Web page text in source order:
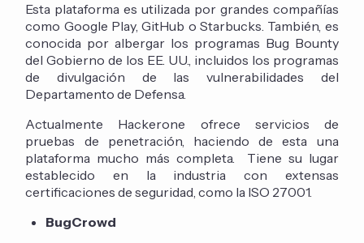
Esta plataforma es utilizada por grandes compañías
como Google Play, GitHub o Starbucks. También, es
conocida por albergar los programas Bug Bounty
del Gobierno de los EE. UU., incluidos los programas
de divulgación de las vulnerabilidades del
Departamento de Defensa.
Actualmente Hackerone ofrece servicios de
pruebas de penetración, haciendo de esta una
plataforma mucho más completa. Tiene su lugar
establecido en la industria con extensas
certificaciones de seguridad, como la ISO 27001.
BugCrowd